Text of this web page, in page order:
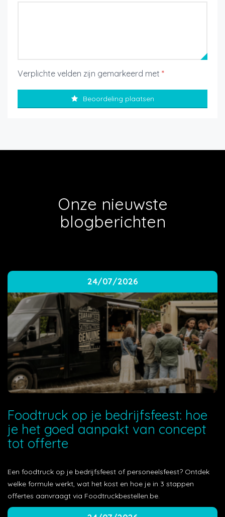
Verplichte velden zijn gemarkeerd met *
Beoordeling plaatsen
Onze nieuwste
blogberichten
24/07/2026
Foodtruck op je bedrijfsfeest: hoe
je het goed aanpakt van concept
tot offerte
Een foodtruck op je bedrijfsfeest of personeelsfeest? Ontdek
welke formule werkt, wat het kost en hoe je in 3 stappen
offertes aanvraagt via Foodtruckbestellen.be.